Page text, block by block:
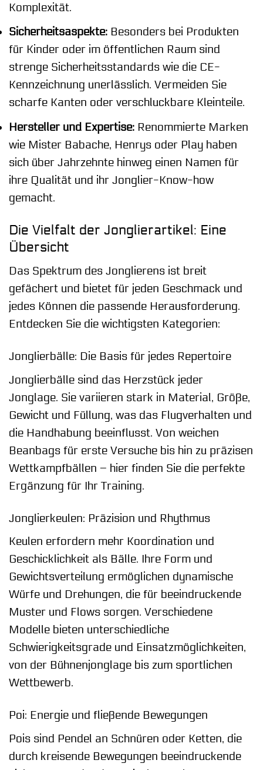
Komplexität.
Sicherheitsaspekte: Besonders bei Produkten
für Kinder oder im öffentlichen Raum sind
strenge Sicherheitsstandards wie die CE-
Kennzeichnung unerlässlich. Vermeiden Sie
scharfe Kanten oder verschluckbare Kleinteile.
Hersteller und Expertise: Renommierte Marken
wie Mister Babache, Henrys oder Play haben
sich über Jahrzehnte hinweg einen Namen für
ihre Qualität und ihr Jonglier-Know-how
gemacht.
Die Vielfalt der Jonglierartikel: Eine
Übersicht
Das Spektrum des Jonglierens ist breit
gefächert und bietet für jeden Geschmack und
jedes Können die passende Herausforderung.
Entdecken Sie die wichtigsten Kategorien:
Jonglierbälle: Die Basis für jedes Repertoire
Jonglierbälle sind das Herzstück jeder
Jonglage. Sie variieren stark in Material, Größe,
Gewicht und Füllung, was das Flugverhalten und
die Handhabung beeinflusst. Von weichen
Beanbags für erste Versuche bis hin zu präzisen
Wettkampfbällen – hier finden Sie die perfekte
Ergänzung für Ihr Training.
Jonglierkeulen: Präzision und Rhythmus
Keulen erfordern mehr Koordination und
Geschicklichkeit als Bälle. Ihre Form und
Gewichtsverteilung ermöglichen dynamische
Würfe und Drehungen, die für beeindruckende
Muster und Flows sorgen. Verschiedene
Modelle bieten unterschiedliche
Schwierigkeitsgrade und Einsatzmöglichkeiten,
von der Bühnenjonglage bis zum sportlichen
Wettbewerb.
Poi: Energie und fließende Bewegungen
Pois sind Pendel an Schnüren oder Ketten, die
durch kreisende Bewegungen beeindruckende